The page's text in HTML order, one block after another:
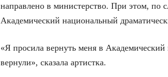
направлено в министерство. При этом, по
Академический национальный
«Я просила вернуть меня в
вернули», сказала артистка.